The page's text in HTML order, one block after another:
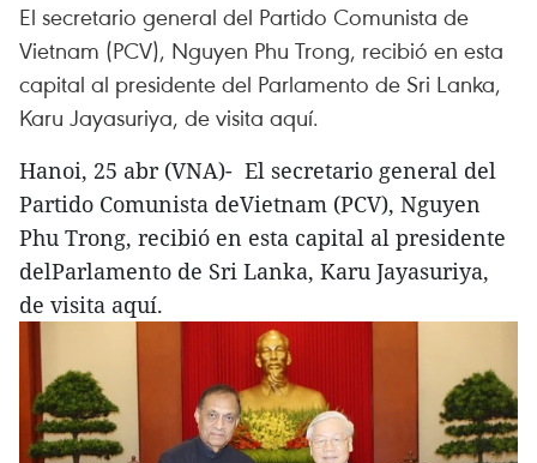
El secretario general del Partido Comunista de
Vietnam (PCV), Nguyen Phu Trong, recibió en esta
capital al presidente del Parlamento de Sri Lanka,
Karu Jayasuriya, de visita aquí.
Hanoi, 25 abr (VNA)- El secretario general del
Partido Comunista deVietnam (PCV), Nguyen
Phu Trong, recibió en esta capital al presidente
delParlamento de Sri Lanka, Karu Jayasuriya,
de visita aquí.